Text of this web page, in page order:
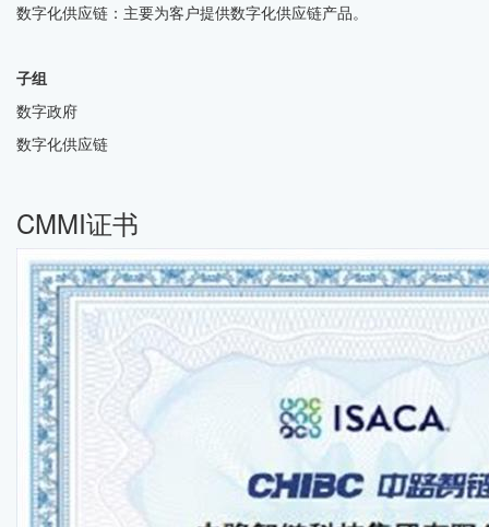
数字化供应链：主要为客户提供数字化供应链产品。
子组
数字政府
数字化供应链
CMMI证书